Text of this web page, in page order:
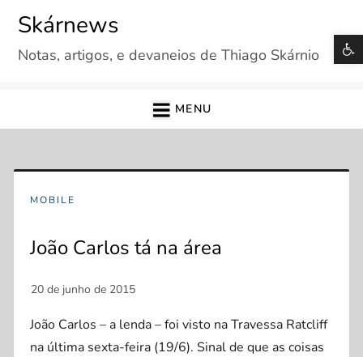
content
Skárnews
Notas, artigos, e devaneios de Thiago Skárnio
MENU
MOBILE
João Carlos tá na área
João Carlos – a lenda – foi visto na Travessa Ratcliff
na última sexta-feira (19/6). Sinal de que as coisas